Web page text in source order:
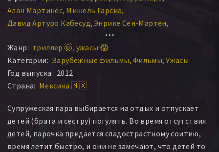
Алан Мартинес Мишель Гарсиа
Давид Артуро Кабесуд Энрике Сен-Мартен
Джессика Ирис
Хуан Карлос Аррегин Джанкарло Руис
Барбара Перрин Ривемар Пако Муфоте
Жанр: триллер 🤯 ужасы 😱
Категории: Зарубежные фильмы Фильмы Ужасы
Год выпуска: 2012
Страна: Мексика 🇲🇽
Супружеская пара выбирается на отдых и отпускает
детей (брата и сестру) погулять. Во время отсутствия
детей, парочка придается сладострастному соитию,
время летит быстро, и они не замечают, что детей то